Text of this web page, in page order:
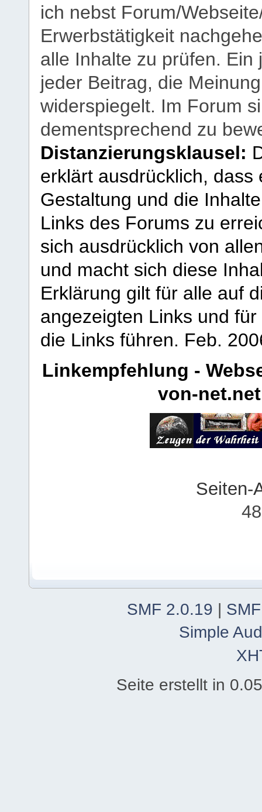
ich nebst Forum/
Erwerbstätigkeit
alle Inhalte zu prüfen.
jeder Beitrag, die
widerspiegelt. Im Forum
dementsprechend zu
Distanzierungsklausel:
erklärt ausdrücklich,
Gestaltung und die
Links des Forums zu
sich ausdrücklich von
und macht sich diese
Erklärung gilt für alle auf
angezeigten Links und
die Links führen. Feb.
Linkempfehlung -
von-net.net
Seiten-
SMF 2.0.19 |
Simple
Seite erstellt in